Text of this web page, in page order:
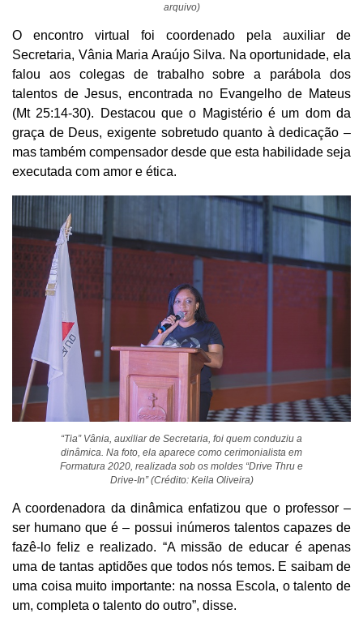
arquivo)
O encontro virtual foi coordenado pela auxiliar de
Secretaria, Vânia Maria Araújo Silva. Na oportunidade, ela
falou aos colegas de trabalho sobre a parábola dos
talentos de Jesus, encontrada no Evangelho de Mateus
(Mt 25:14-30). Destacou que o Magistério é um dom da
graça de Deus, exigente sobretudo quanto à dedicação –
mas também compensador desde que esta habilidade seja
executada com amor e ética.
“Tia” Vânia, auxiliar de Secretaria, foi quem conduziu a
dinâmica. Na foto, ela aparece como cerimonialista em
Formatura 2020, realizada sob os moldes “Drive Thru e
Drive-In” (Crédito: Keila Oliveira)
A coordenadora da dinâmica enfatizou que o professor –
ser humano que é – possui inúmeros talentos capazes de
fazê-lo feliz e realizado. “A missão de educar é apenas
uma de tantas aptidões que todos nós temos. E saibam de
uma coisa muito importante: na nossa Escola, o talento de
um, completa o talento do outro”, disse.